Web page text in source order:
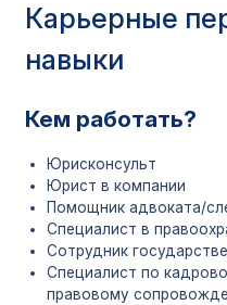
Стоимость
Карьерные
навыки
Кем работать?
Юрисконсульт
Юрист в компании
Помощник адвоката/
Специалист в
Сотрудник
Специалист по
правовому